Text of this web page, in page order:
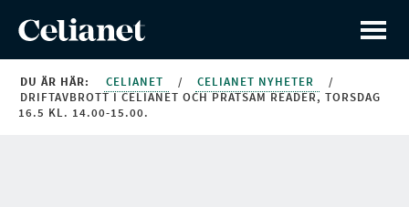
DU ÄR HÄR: CELIANET / CELIANET NYHETER
/
DRIFTAVBROTT I CELIANET OCH PRATSAM READER, TORSDAG
16.5 KL. 14.00-15.00.